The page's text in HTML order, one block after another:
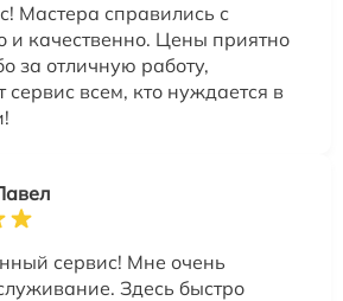
Мастера справились с
и качественно. Цены приятно
за отличную работу,
сервис всем, кто нуждается в
сервис! Мне очень
Здесь быстро